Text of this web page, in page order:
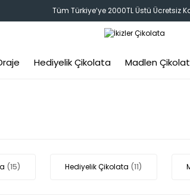
Tüm Türkiye‘ye 2000TL Üstü Ücretsiz
Hediyelik Çikolata Madlen
(15) Hediyelik Çikolata (11)
Çikolatası